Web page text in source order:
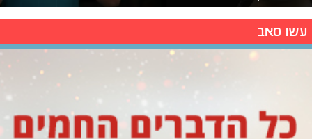
עשו סאב